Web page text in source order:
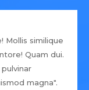
Mollis similique
Quam dui.
magna".